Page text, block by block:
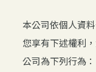
本公司依個人資
您享有下述權利
公司為下列行為：